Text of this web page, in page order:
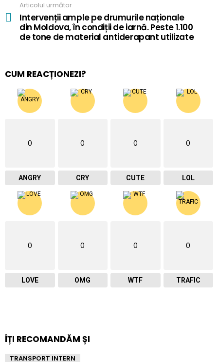
Articolul următor
Intervenții ample pe drumurile naționale
din Moldova, în condiții de iarnă. Peste 1.100
de tone de material antiderapant utilizate
CUM REACȚIONEZI?
0
ANGRY
0
CRY
0
CUTE
0
LOL
0
LOVE
0
OMG
0
WTF
0
TRAFIC
ÎȚI RECOMANDĂM ȘI
TRANSPORT INTERN